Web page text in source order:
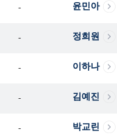
- 윤민아
- 정희원
- 이하나
- 김예진
- 박교린